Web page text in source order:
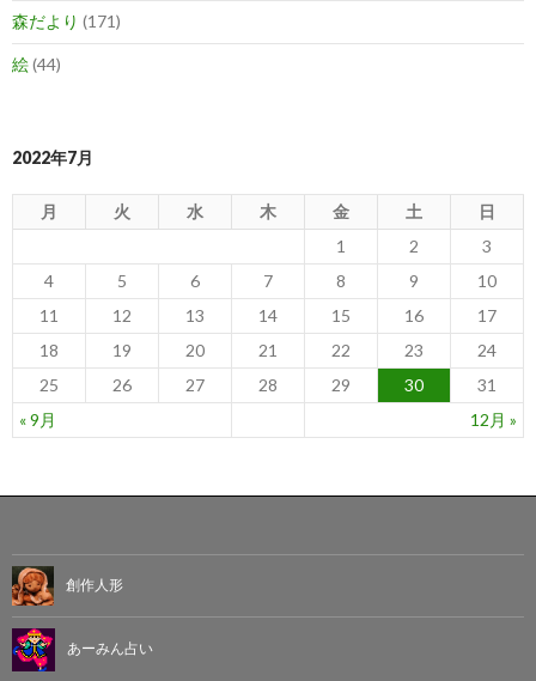
森だより (171)
絵(44)
2022年7月
月 火 水 木 金 土 日
« 9月 12月 »
1 2
3
4
5 6 7 8 9
10
11
12 13 14 15 16
17
18
19 20 21 22 23
24
25
26 27 28 29 30 31
創作人形
あーみん占い